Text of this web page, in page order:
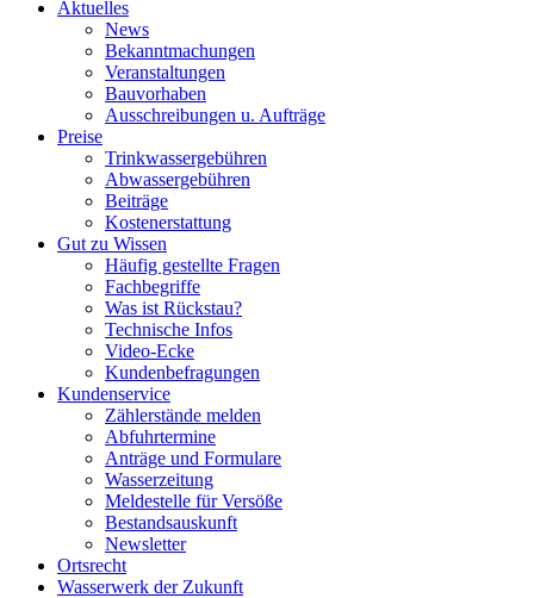
Aktuelles
News
Bekanntmachungen
Veranstaltungen
Bauvorhaben
Ausschreibungen u. Aufträge
Preise
Trinkwassergebühren
Abwassergebühren
Beiträge
Kostenerstattung
Gut zu Wissen
Häufig gestellte Fragen
Fachbegriffe
Was ist Rückstau?
Technische Infos
Video-Ecke
Kundenbefragungen
Kundenservice
Zählerstände melden
Abfuhrtermine
Anträge und Formulare
Wasserzeitung
Meldestelle für Versöße
Bestandsauskunft
Newsletter
Ortsrecht
Wasserwerk der Zukunft